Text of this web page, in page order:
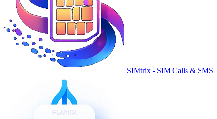
SIMtrix - SIM Calls & SMS